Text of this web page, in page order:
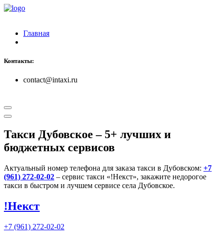
Главная
Контакты:
contact@intaxi.ru
Такси Дубовское – 5+ лучших и
бюджетных сервисов
Актуальный номер телефона для заказа такси в Дубовском: +7
(961) 272-02-02 – сервис такси «!Некст», закажите недорогое
такси в быстром и лучшем сервисе села Дубовское.
!Некст
+7 (961) 272-02-02